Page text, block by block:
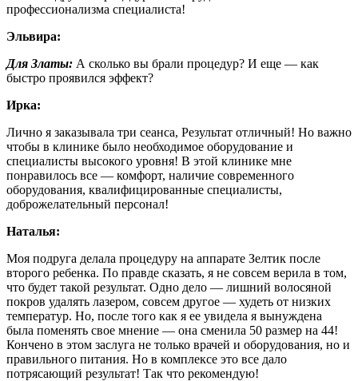
профессионализма специалиста!
Эльвира:
Для Златы: А сколько вы брали процедур? И еще — как
быстро проявился эффект?
Ирка:
Лично я заказывала три сеанса, Результат отличный! Но важно
чтобы в клинике было необходимое оборудование и
специалисты высокого уровня! В этой клинике мне
понравилось все — комфорт, наличие современного
оборудования, квалифицированные специалисты,
доброжелательный персонал!
Наталья:
Моя подруга делала процедуру на аппарате Зелтик после
второго ребенка. По правде сказать, я не совсем верила в том,
что будет такой результат. Одно дело — лишний волосяной
покров удалять лазером, совсем другое — худеть от низких
температур. Но, после того как я ее увидела я вынуждена
была поменять свое мнение — она сменила 50 размер на 44!
Кончено в этом заслуга не только врачей и оборудования, но и
правильного питания. Но в комплексе это все дало
потрясающий результат! Так что рекомендую!